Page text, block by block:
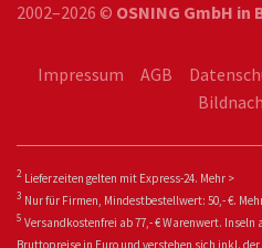
2002–2026 © OSNING GmbH
Impressum AGB
2 Lieferzeiten gelten mit Express-24. Mehr >
3 Nur für Firmen, Mindestbestellwert: 50,- €.
5 Versandkostenfrei ab 77,- € Warenwert. Inseln
Bruttopreise in Euro und verstehen sich inkl.